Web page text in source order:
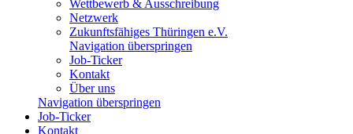
Wettbewerb & Ausschreibung
Netzwerk
Zukunftsfähiges Thüringen e.V.
Navigation überspringen
Job-Ticker
Kontakt
Über uns
Navigation überspringen
Job-Ticker
Kontakt